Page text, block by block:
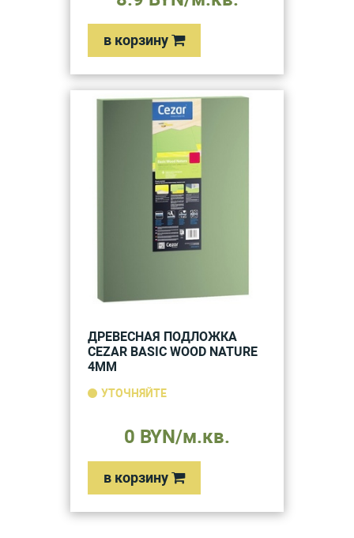
в корзину
ДРЕВЕСНАЯ ПОДЛОЖКА
CEZAR BASIC WOOD NATURE
4ММ
УТОЧНЯЙТЕ
0 BYN/м.кв.
в корзину